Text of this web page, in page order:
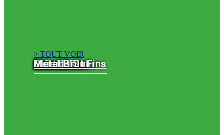
> TOUT VOIR
Métal Brut
Métal Noir
Inox Brossé
Champ Plat
Central
Bois de Suar
Métal Brut Fins